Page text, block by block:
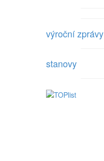
výroční zprávy
stanovy